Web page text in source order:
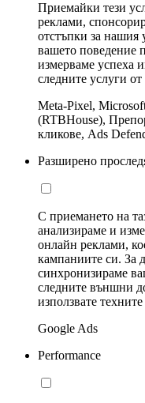
Приемайки тези
реклами,
отстъпки за нашия
вашето поведение
измерваме успеха
следните услуги
Meta-Pixel,
(RTBHouse),
кликове, Ads
Разширено
С приемането на
анализираме и
онлайн реклами,
кампаниите си. За
синхронизираме
следните външни
използвате
Google Ads
Performance